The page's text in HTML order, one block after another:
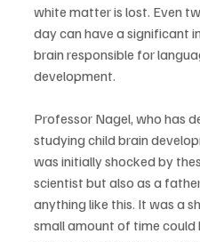
white matter is lost. Even
day can have a significant
brain responsible for
development.
Professor Nagel, who has
studying child brain
was initially shocked by
scientist but also as a
anything like this. It was a
small amount of time could